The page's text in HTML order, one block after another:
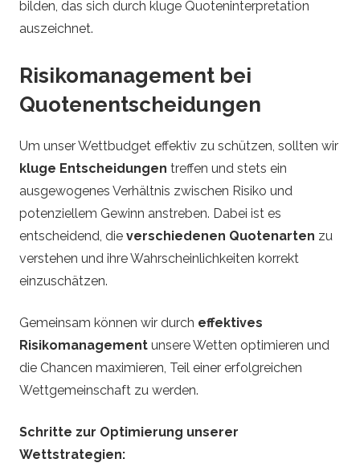
bilden, das sich durch kluge Quoteninterpretation
auszeichnet.
Risikomanagement bei
Quotenentscheidungen
Um unser Wettbudget effektiv zu schützen, sollten wir
kluge Entscheidungen treffen und stets ein
ausgewogenes Verhältnis zwischen Risiko und
potenziellem Gewinn anstreben. Dabei ist es
entscheidend, die verschiedenen Quotenarten zu
verstehen und ihre Wahrscheinlichkeiten korrekt
einzuschätzen.
Gemeinsam können wir durch effektives
Risikomanagement unsere Wetten optimieren und
die Chancen maximieren, Teil einer erfolgreichen
Wettgemeinschaft zu werden.
Schritte zur Optimierung unserer
Wettstrategien: